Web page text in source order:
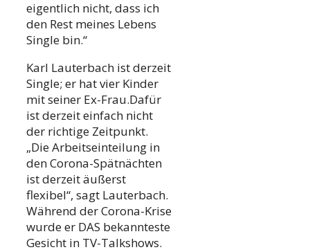
eigentlich nicht, dass ich
den Rest meines Lebens
Single bin.“
Karl Lauterbach ist derzeit
Single; er hat vier Kinder
mit seiner Ex-Frau.Dafür
ist derzeit einfach nicht
der richtige Zeitpunkt.
„Die Arbeitseinteilung in
den Corona-Spätnächten
ist derzeit äußerst
flexibel“, sagt Lauterbach.
Während der Corona-Krise
wurde er DAS bekannteste
Gesicht in TV-Talkshows.